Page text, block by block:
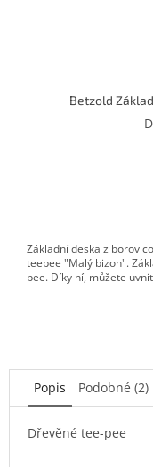
Betzold
Základní deska z
teepee "Malý bizon".
pee. Díky ní, můžete
Popis Podobné (2)
Dřevěné tee-pee